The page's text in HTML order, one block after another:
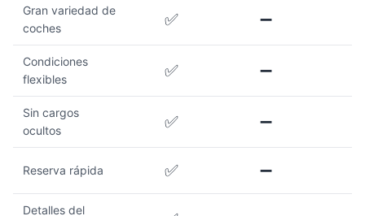
Gran variedad de
coches
✅ ➖
Condiciones
flexibles
✅ ➖
Sin cargos
ocultos
✅ ➖
Reserva rápida ✅ ➖
Detalles del